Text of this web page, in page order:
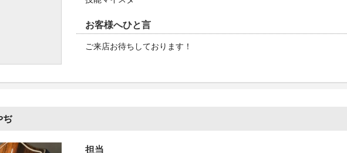
お客様へひと言
ご来店お待ちしております！
ぢ
担当